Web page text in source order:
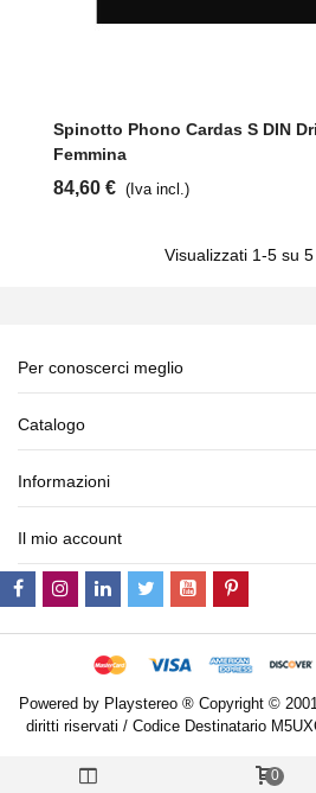
Spinotto Phono Cardas S DIN
Femmina
84,60 € (Iva incl.)
Visualizzati 1-5 su
Per conoscerci meglio
Catalogo
Informazioni
Il mio account
Powered by Playstereo ® Copyright ©
diritti riservati / Codice Destinatario
0